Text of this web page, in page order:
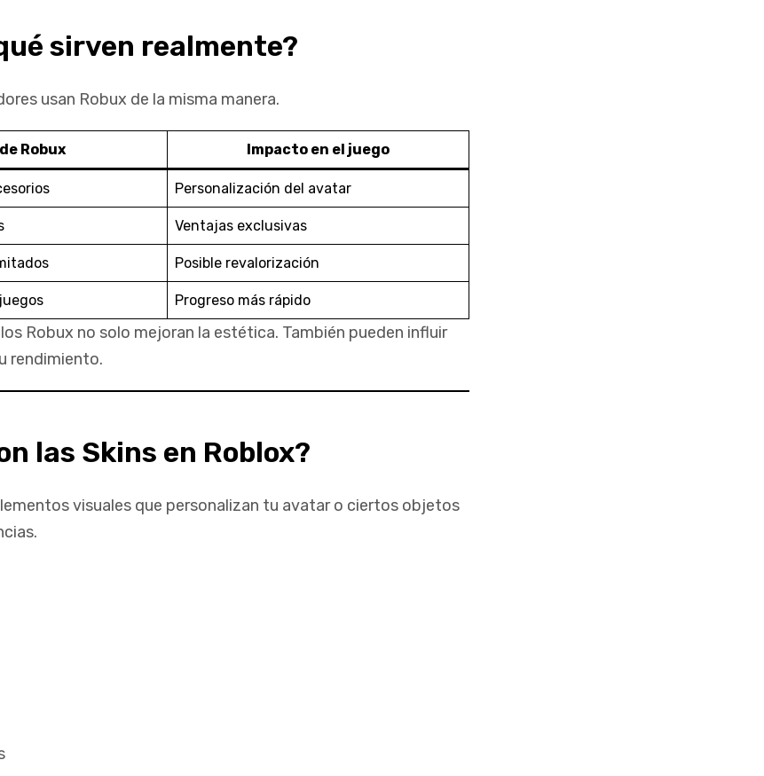
sirven realmente?
usan Robux de la misma manera.
Robux Impacto en el juego
Personalización del avatar
Ventajas exclusivas
Posible revalorización
Progreso más rápido
Robux no solo mejoran la estética. También pueden influir
rendimiento.
las Skins en Roblox?
visuales que personalizan tu avatar o ciertos objetos